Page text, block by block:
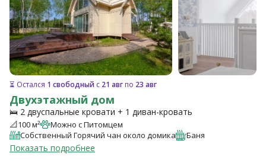
⏳ Остался 1 свободный с 21 авг по 23 авг
Двухэтажный дом
🛌 2 двуспальные кровати + 1 диван-кровать
📐100 м²
Можно с Питомцем
Собственный Горячий чан около домика
Баня
Показать подробнее